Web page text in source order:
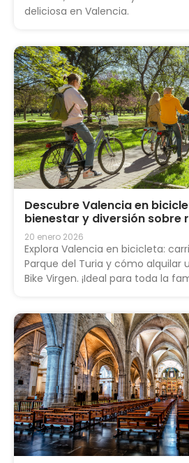
deliciosa en Valencia.
Descubre Valencia en
bienestar y diversión sobre
20 enero 2026
Explora Valencia en bicicleta:
Parque del Turia y cómo alquilar
Bike Virgen. ¡Ideal para toda la